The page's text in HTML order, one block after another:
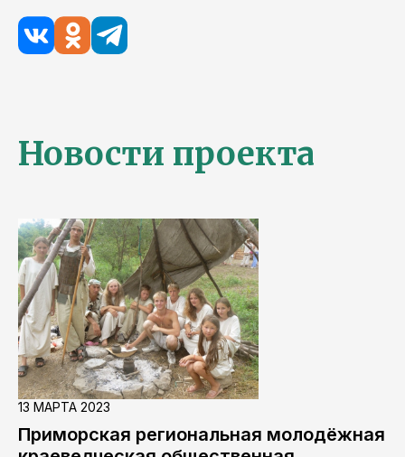
Новости проекта
13 МАРТА 2023
Приморская региональная молодёжная